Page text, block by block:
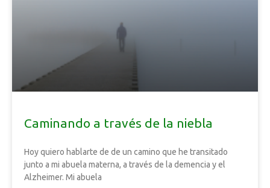
Caminando a través de la niebla
Hoy quiero hablarte de de un camino que he transitado
junto a mi abuela materna, a través de la demencia y el
Alzheimer. Mi abuela